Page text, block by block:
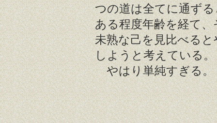
つの道は全てに通ず
ある程度年齢を経て
未熟な己を見比べる
しようと考えている。
やはり単純すぎる。